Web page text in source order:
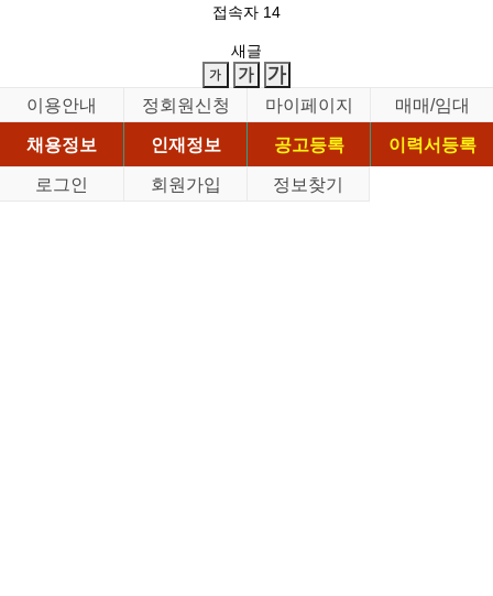
접속자 14
새글
이용안내 정회원신청 마이페이지
매매/임대
채용정보
인재정보 공고등록
이력서등록
로그인
회원가입 정보찾기